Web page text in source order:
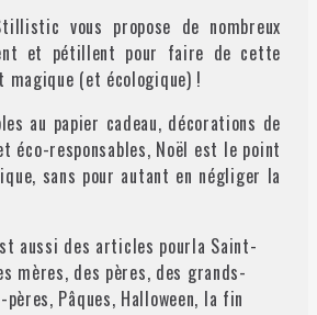
vous propose de nombreux
et pétillent pour faire de cette
magique (et écologique) !
au papier cadeau, décorations de
éco-responsables, Noël est le point
sans pour autant en négliger la
aussi des articles pourla Saint-
mères, des pères, des grands-
Pâques, Halloween, la fin